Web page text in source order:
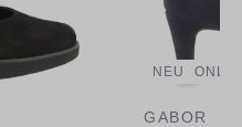
NEU
GABOR